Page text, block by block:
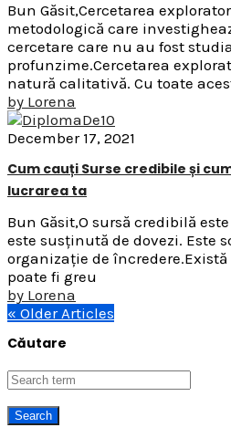
Bun Găsit,Cercetarea
metodologică care
cercetare care nu au fost
profunzime.Cercetarea
natură calitativă. Cu toate
by Lorena
December 17, 2021
Cum cauți Surse credibile și
lucrarea ta
Bun Găsit,O sursă credibilă
este susținută de dovezi. Este
organizație de
poate fi greu
by Lorena
« Older Articles
Căutare